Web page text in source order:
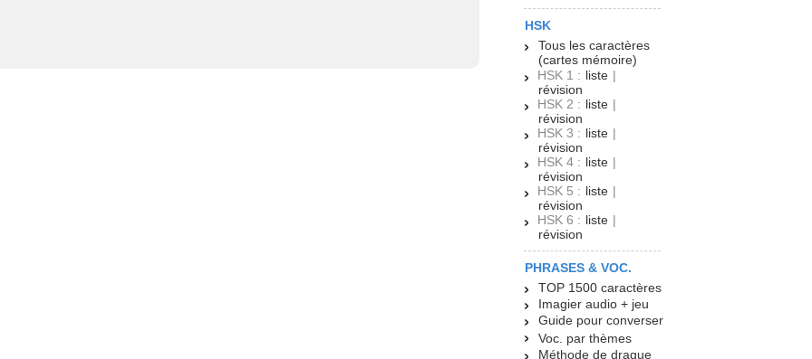
HSK
Tous les caractères
(cartes mémoire)
HSK 1 : liste |
révision
HSK 2 : liste |
révision
HSK 3 : liste |
révision
HSK 4 : liste |
révision
HSK 5 : liste |
révision
HSK 6 : liste |
révision
PHRASES & VOC.
TOP 1500 caractères
Imagier audio + jeu
Guide pour converser
Voc. par thèmes
Méthode de drague